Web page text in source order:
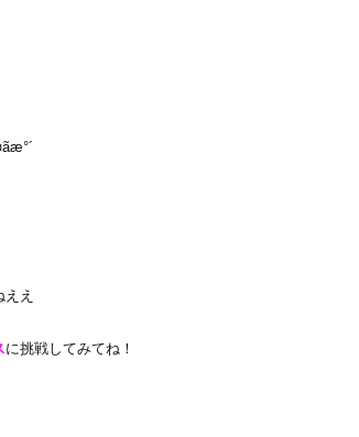
え
に挑戦してみてね！